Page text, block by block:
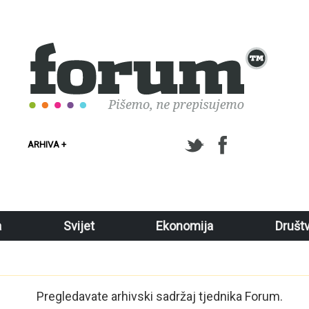
ARHIVA +
Svijet Ekonomija
Pregledavate arhivski sadržaj tjednika Forum.